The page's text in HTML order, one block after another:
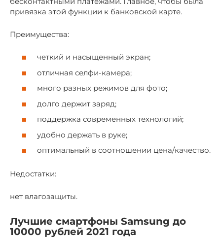
привязка этой функции к банковской карте.
Преимущества:
четкий и насыщенный экран;
отличная селфи-камера;
много разных режимов для фото;
долго держит заряд;
поддержка современных технологий;
удобно держать в руке;
оптимальный в соотношении цена/качество.
Недостатки:
нет влагозащиты.
Лучшие смартфоны Samsung до
10000 рублей 2021 года